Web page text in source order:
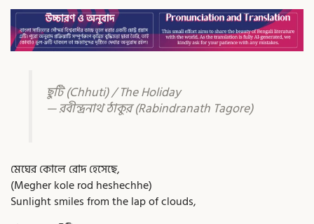
ছুটি (Chhuti) / The Holiday
— রবীন্দ্রনাথ ঠাকুর (Rabindranath Tagore)
মেঘের কোলে রোদ হেসেছে,
(Megher kole rod heshechhe)
Sunlight smiles from the lap of clouds,